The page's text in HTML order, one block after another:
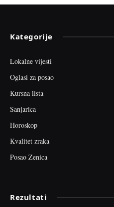
Kategorije
Lokalne vijesti
Oglasi za posao
Kursna lista
Sanjarica
Horoskop
Kvalitet zraka
Posao Zenica
Rezultati